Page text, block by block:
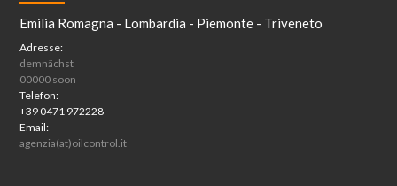
Emilia Romagna - Lombardia - Piemonte - Triveneto
Adresse:
demnächst
00000 soon
Telefon:
+39 0471 972228
Email:
agenzia(at)oilcontrol.it